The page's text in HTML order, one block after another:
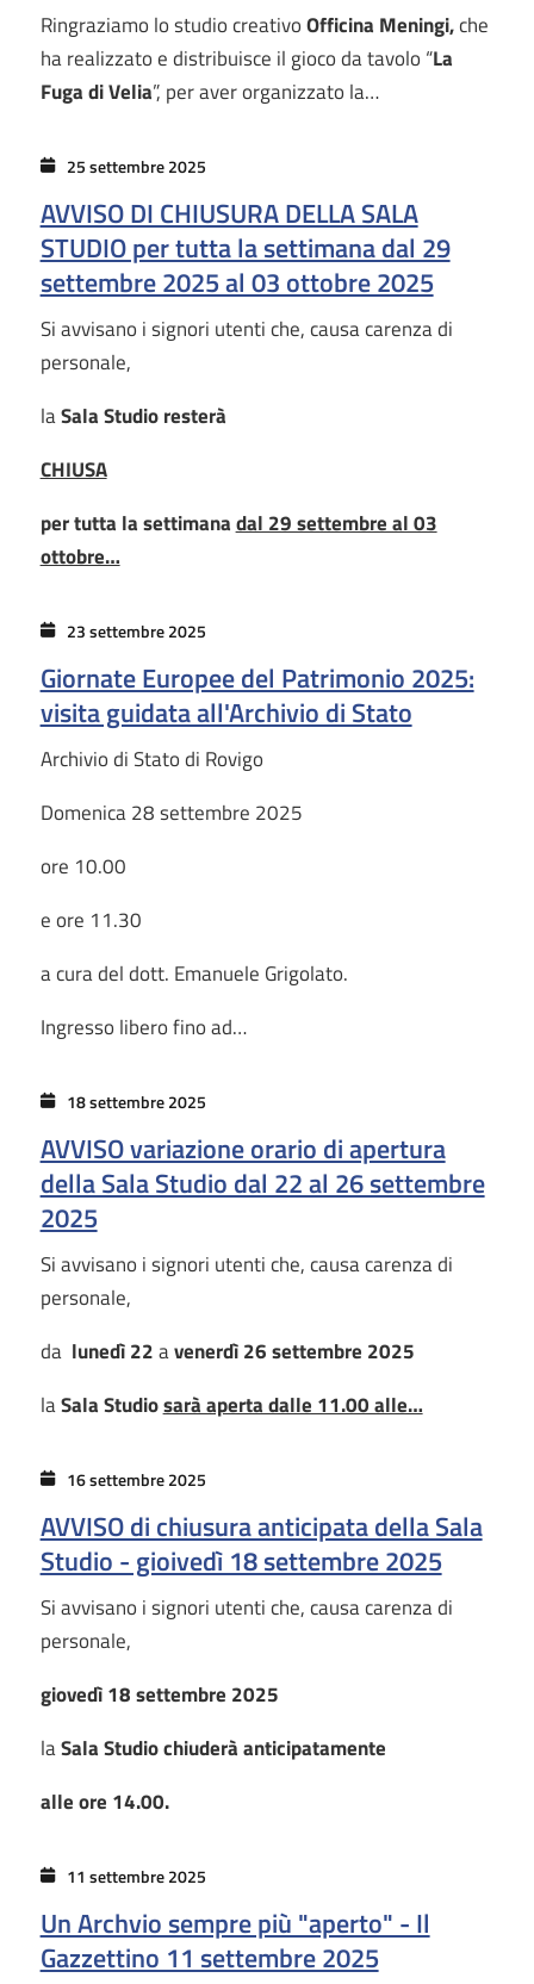
Ringraziamo lo studio creativoOfficina Meningi,che
ha realizzato e distribuisce il gioco da tavolo “La
Fuga di Velia”, per aver organizzato la…
25 settembre 2025
AVVISO DI CHIUSURA DELLA SALA
STUDIO per tutta la settimana dal 29
settembre 2025 al 03 ottobre 2025
Si avvisano i signori utenti che, causa carenza di
personale,
laSala Studio resterà
CHIUSA
per tutta la settimanadal 29 settembre al 03
ottobre…
23 settembre 2025
Giornate Europee del Patrimonio 2025:
visita guidata all'Archivio di Stato
Archivio di Stato di Rovigo
Domenica 28 settembre 2025
ore 10.00
e ore 11.30
a cura del dott. Emanuele Grigolato.
Ingresso libero fino ad…
18 settembre 2025
AVVISO variazione orario di apertura
della Sala Studio dal 22 al 26 settembre
2025
Si avvisano i signori utenti che, causa carenza di
personale,
da lunedì 22avenerdì 26 settembre 2025
laSala Studiosarà aperta dalle 11.00 alle…
16 settembre 2025
AVVISO di chiusura anticipata della Sala
Studio - gioivedì 18 settembre 2025
Si avvisano i signori utenti che, causa carenza di
personale,
giovedì 18 settembre 2025
laSala Studiochiuderà anticipatamente
alle ore 14.00.
11 settembre 2025
Un Archvio sempre più "aperto" - Il
Gazzettino 11 settembre 2025